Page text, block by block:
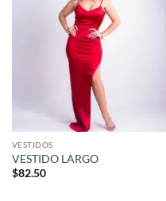
VESTIDOS
VESTIDO LARGO
$82.50